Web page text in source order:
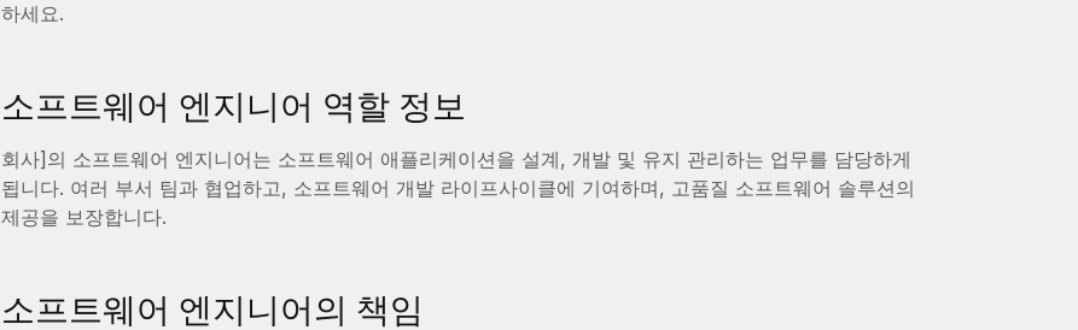
하세요.
소프트웨어 엔지니어 역할 정보
회사]의 소프트웨어 엔지니어는 소프트웨어 애플리케이션을 설계, 개발 및 유지 관리하는 업무를 담당하게
됩니다. 여러 부서 팀과 협업하고, 소프트웨어 개발 라이프사이클에 기여하며, 고품질 소프트웨어 솔루션의
제공을 보장합니다.
소프트웨어 엔지니어의 책임